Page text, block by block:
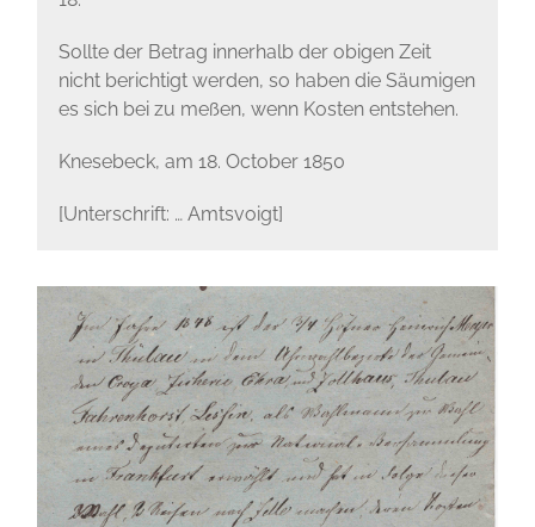
Sollte der Betrag innerhalb der obigen Zeit
nicht berichtigt werden, so haben die Säumigen
es sich bei zu meßen, wenn Kosten entstehen.
Knesebeck, am 18. October 1850
[Unterschrift: … Amtsvoigt]